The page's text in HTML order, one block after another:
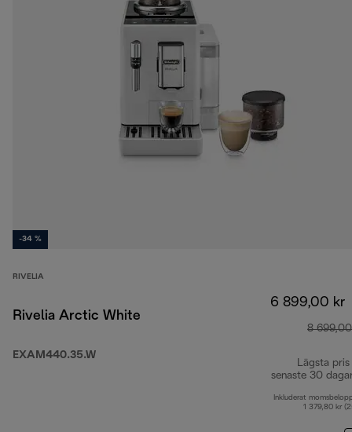
-34 %
RIVELIA
Rivelia Arctic White
EXAM440.35.W
6 899,00 kr
8
Lägsta pris
senaste 30
Inkluderat
1 379,80 kr